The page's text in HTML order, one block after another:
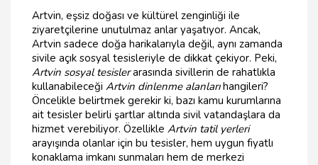
Artvin, eşsiz doğası ve kültürel zenginliği ile
ziyaretçilerine unutulmaz anlar yaşatıyor. Ancak,
Artvin sadece doğa harikalarıyla değil, aynı zamanda
sivile açık sosyal tesisleriyle de dikkat çekiyor. Peki,
Artvin sosyal tesislerarasında sivillerin de rahatlıkla
kullanabileceği Artvin dinlenme alanlarıhangileri?
Öncelikle belirtmek gerekir ki, bazı kamu kurumlarına
ait tesisler belirli şartlar altında sivil vatandaşlara da
hizmet verebiliyor. Özellikle Artvin tatil yerleri
arayışında olanlar için bu tesisler, hem uygun fiyatlı
konaklama imkanı sunmaları hem de merkezi